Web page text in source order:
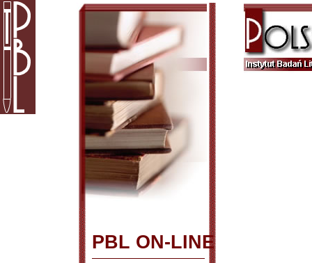
PBL ON-LINE